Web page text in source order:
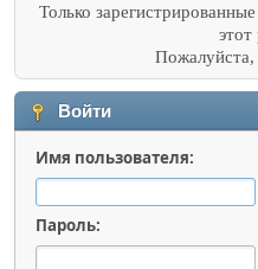
Только
этот
Пожалуйста,
Войти
Имя пользователя:
Пароль: